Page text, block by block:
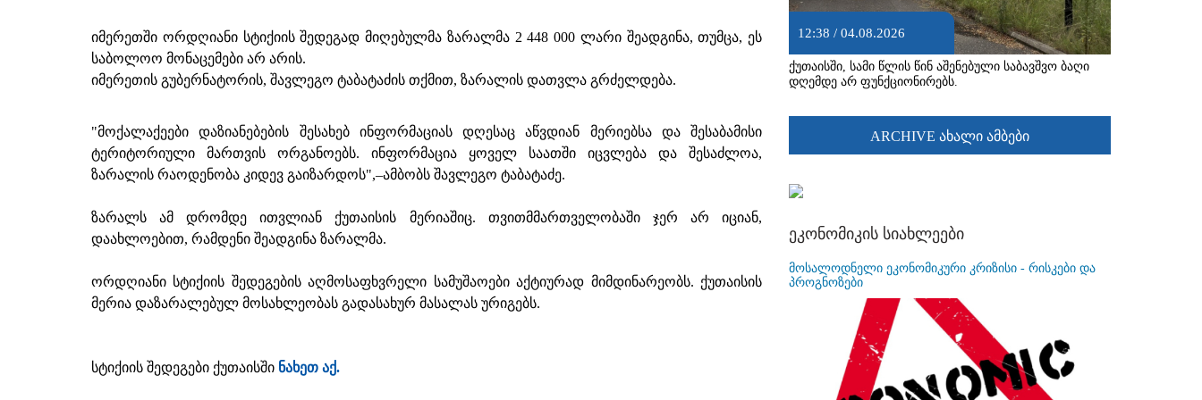
იმერეთში ორდღიანი სტიქიის შედეგად მიღებულმა ზარალმა 2 448 000 ლარი შეადგინა, თუმცა, ეს
საბოლოო მონაცემები არ არის.
იმერეთის გუბერნატორის, შავლეგო ტაბატაძის თქმით, ზარალის დათვლა გრძელდება.
"მოქალაქეები დაზიანებების შესახებ ინფორმაციას დღესაც აწვდიან მერიებსა და შესაბამისი
ტერიტორიული მართვის ორგანოებს. ინფორმაცია ყოველ საათში იცვლება და შესაძლოა,
ზარალის რაოდენობა კიდევ გაიზარდოს",–ამბობს შავლეგო ტაბატაძე.
ზარალს ამ დრომდე ითვლიან ქუთაისის მერიაშიც. თვითმმართველობაში ჯერ არ იციან,
დაახლოებით, რამდენი შეადგინა ზარალმა.
ორდღიანი სტიქიის შედეგების აღმოსაფხვრელი სამუშაოები აქტიურად მიმდინარეობს. ქუთაისის
მერია დაზარალებულ მოსახლეობას გადასახურ მასალას ურიგებს.
სტიქიის შედეგები ქუთაისში ნახეთ აქ.
12:38 / 04.08.2026
ქუთაისში, სამი წლის წინ აშენებული საბავშვო ბაღი
დღემდე არ ფუნქციონირებს.
ARCHIVE ახალი ამბები
ეკონომიკის სიახლეები
მოსალოდნელი ეკონომიკური კრიზისი - რისკები და
პროგნოზები